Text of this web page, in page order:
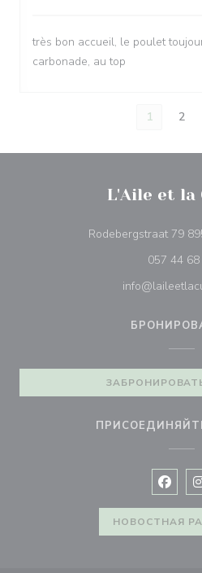
très bon accueil, le poulet
carbonade, au top
1 2
L'Aile et la
Rodebergstraat 79
057 44
НОВОСТНАЯ